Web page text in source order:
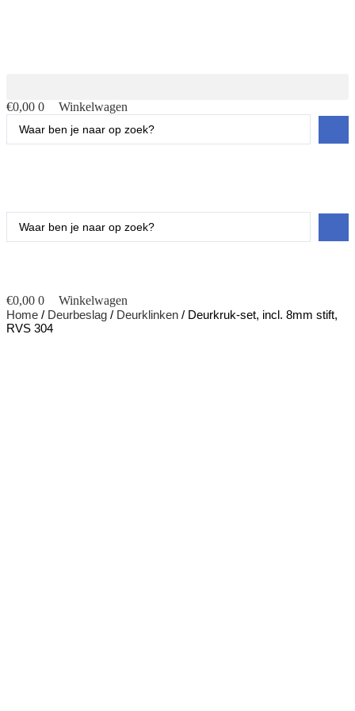
€0,00 0
Winkelwagen
€0,00 0
Winkelwagen
Home / Deurbeslag / Deurklinken / Deurkruk-set, incl. 8mm stift,
RVS 304